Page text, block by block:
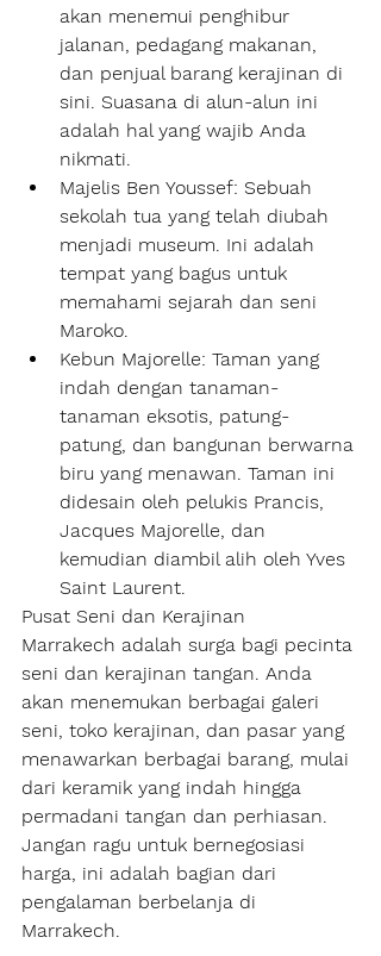
akan menemui penghibur
jalanan, pedagang makanan,
dan penjual barang kerajinan di
sini. Suasana di alun-alun ini
adalah hal yang wajib Anda
nikmati.
Majelis Ben Youssef: Sebuah
sekolah tua yang telah diubah
menjadi museum. Ini adalah
tempat yang bagus untuk
memahami sejarah dan seni
Maroko.
Kebun Majorelle: Taman yang
indah dengan tanaman-
tanaman eksotis, patung-
patung, dan bangunan berwarna
biru yang menawan. Taman ini
didesain oleh pelukis Prancis,
Jacques Majorelle, dan
kemudian diambil alih oleh Yves
Saint Laurent.
Pusat Seni dan Kerajinan
Marrakech adalah surga bagi pecinta
seni dan kerajinan tangan. Anda
akan menemukan berbagai galeri
seni, toko kerajinan, dan pasar yang
menawarkan berbagai barang, mulai
dari keramik yang indah hingga
permadani tangan dan perhiasan.
Jangan ragu untuk bernegosiasi
harga, ini adalah bagian dari
pengalaman berbelanja di
Marrakech.